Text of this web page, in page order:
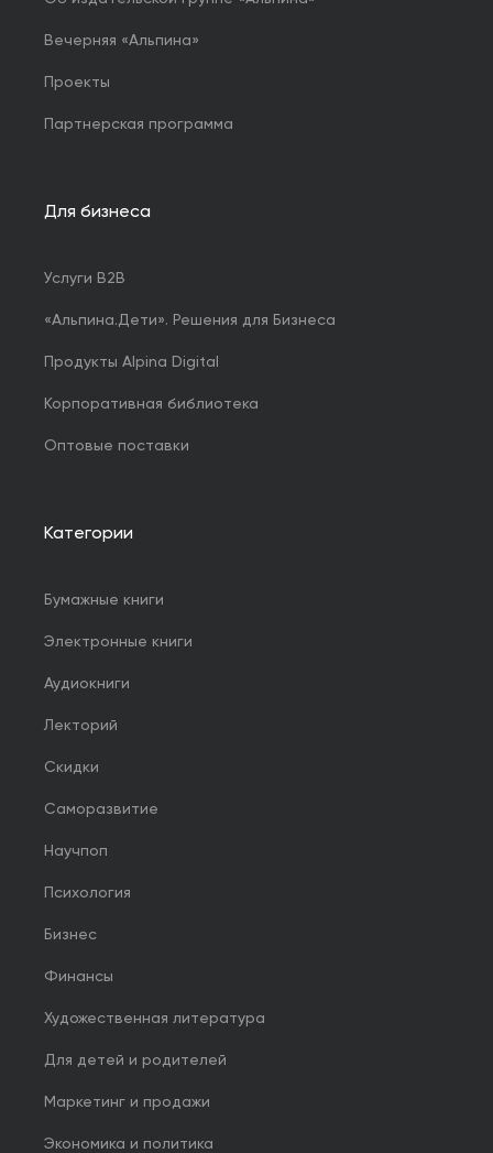
Вечерняя «Альпина»
Проекты
Партнерская программа
Для бизнеса
Услуги B2B
«Альпина.Дети». Решения для Бизнеса
Продукты Alpina Digital
Корпоративная библиотека
Оптовые поставки
Категории
Бумажные книги
Электронные книги
Аудиокниги
Лекторий
Скидки
Саморазвитие
Научпоп
Психология
Бизнес
Финансы
Художественная литература
Для детей и родителей
Маркетинг и продажи
Экономика и политика